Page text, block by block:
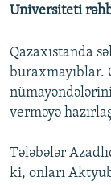
Universiteti
Qazaxıstanda
buraxmayıblar.
verməyə
Tələbələr
ki, onları